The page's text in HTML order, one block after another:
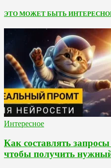
ЭТО МОЖЕТ БЫТЬ ИНТЕРЕСНО
Интересное
Как составлять
чтобы получить нужный